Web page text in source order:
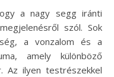
a nagy segg iránti
szól. Sok
a vonzalom és a
amely különböző
Az ilyen testrészekkel